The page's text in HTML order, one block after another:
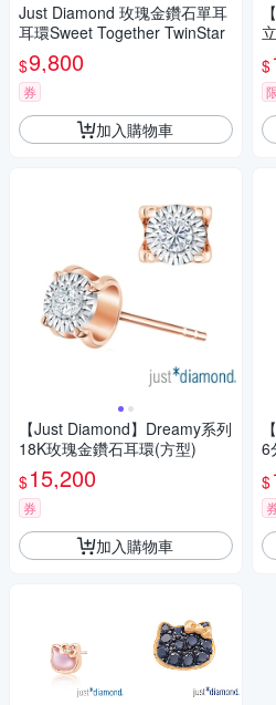
Just Diamond 玫瑰金鑽石單耳
耳環Sweet Together TwinStar
$9,800
券
加入購物車
【Just Diamond】Dreamy系列
18K玫瑰金鑽石耳環(方型)
$15,200
券
加入購物車
$
6
$